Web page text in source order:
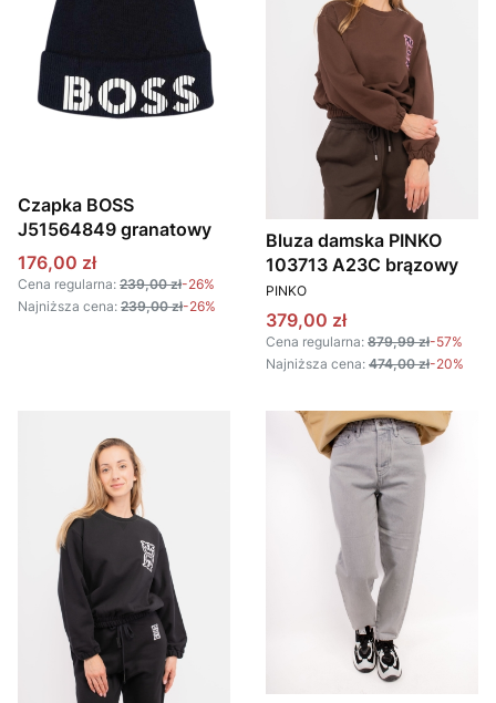
Czapka BOSS
J51564849 granatowy
Cena promocyjna
176,00 zł
Cena regularna: 239,00 zł-26%
Najniższa cena: 239,00 zł-26%
Bluza damska PINKO
103713 A23C brązowy
PRODUCENT
PINKO
Cena promocyjna
379,00 zł
Cena regularna: 879,99 zł-57%
Najniższa cena: 474,00 zł-20%